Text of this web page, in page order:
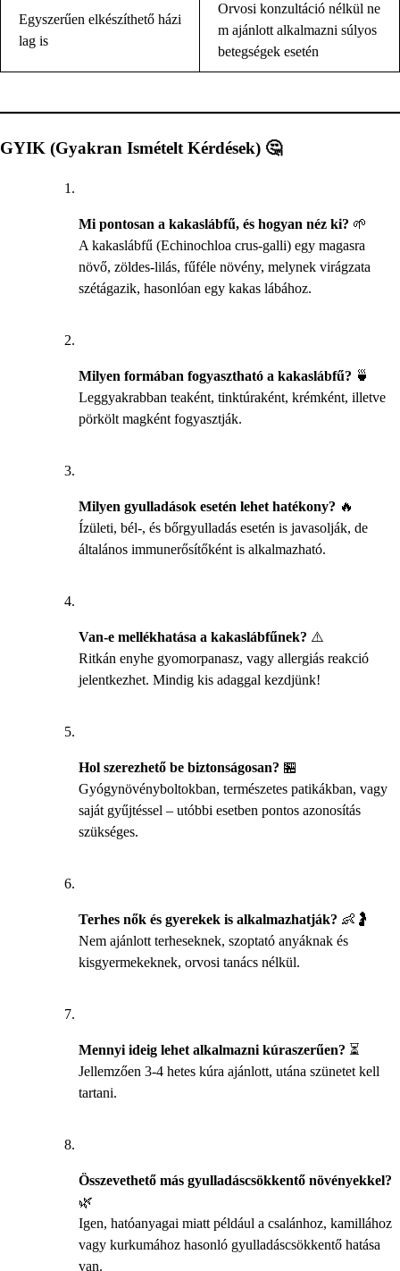
Egyszerűen elkészíthető házi
lag is
Orvosi konzultáció nélkül ne
m ajánlott alkalmazni súlyos
betegségek esetén
GYIK (Gyakran Ismételt Kérdések) 🤔
Mi pontosan a kakaslábfű, és hogyan néz ki? 🌱
A kakaslábfű (Echinochloa crus-galli) egy magasra
növő, zöldes-lilás, fűféle növény, melynek virágzata
szétágazik, hasonlóan egy kakas lábához.
Milyen formában fogyasztható a kakaslábfű? 🍵
Leggyakrabban teaként, tinktúraként, krémként, illetve
pörkölt magként fogyasztják.
Milyen gyulladások esetén lehet hatékony? 🔥
Ízületi, bél-, és bőrgyulladás esetén is javasolják, de
általános immunerősítőként is alkalmazható.
Van-e mellékhatása a kakaslábfűnek? ⚠️
Ritkán enyhe gyomorpanasz, vagy allergiás reakció
jelentkezhet. Mindig kis adaggal kezdjünk!
Hol szerezhető be biztonságosan? 🏪
Gyógynövényboltokban, természetes patikákban, vagy
saját gyűjtéssel – utóbbi esetben pontos azonosítás
szükséges.
Terhes nők és gyerekek is alkalmazhatják? 👶🤰
Nem ajánlott terheseknek, szoptató anyáknak és
kisgyermekeknek, orvosi tanács nélkül.
Mennyi ideig lehet alkalmazni kúraszerűen? ⏳
Jellemzően 3-4 hetes kúra ajánlott, utána szünetet kell
tartani.
Összevethető más gyulladáscsökkentő növényekkel?
🌿
Igen, hatóanyagai miatt például a csalánhoz, kamillához
vagy kurkumához hasonló gyulladáscsökkentő hatása
van.